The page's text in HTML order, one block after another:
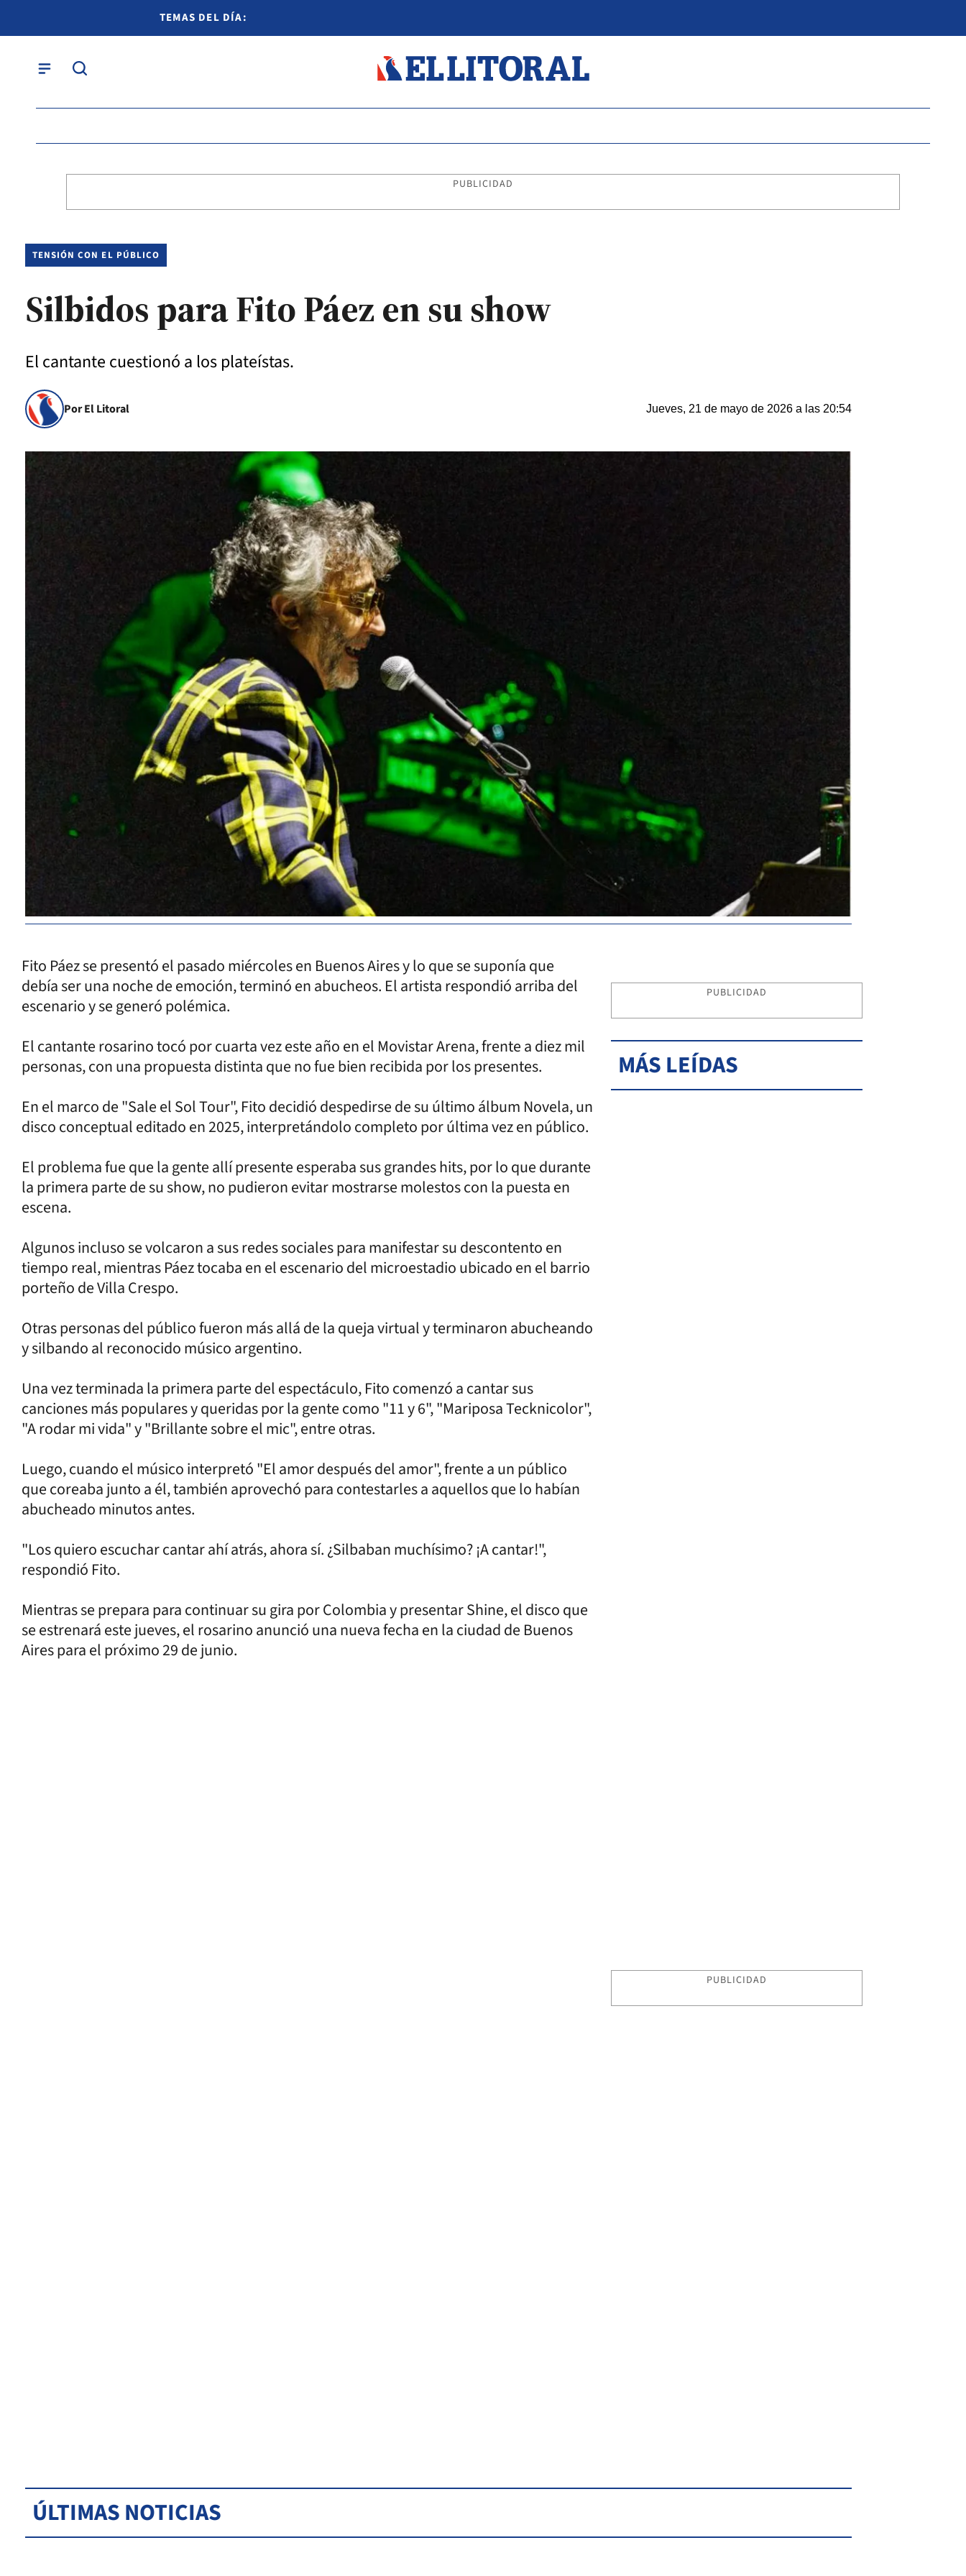
TEMAS DEL DÍA:
PUBLICIDAD
TENSIÓN CON EL PÚBLICO
Silbidos para Fito Páez en su show
El cantante cuestionó a los plateístas.
Por El Litoral Jueves, 21 de mayo de 2026 a las 20:54
Fito Páez se presentó el pasado miércoles en Buenos Aires y lo que se suponía que
debía ser una noche de emoción, terminó en abucheos. El artista respondió arriba del
escenario y se generó polémica.
El cantante rosarino tocó por cuarta vez este año en el Movistar Arena, frente a diez mil
personas, con una propuesta distinta que no fue bien recibida por los presentes.
En el marco de "Sale el Sol Tour", Fito decidió despedirse de su último álbum Novela, un
disco conceptual editado en 2025, interpretándolo completo por última vez en público.
El problema fue que la gente allí presente esperaba sus grandes hits, por lo que durante
la primera parte de su show, no pudieron evitar mostrarse molestos con la puesta en
escena.
Algunos incluso se volcaron a sus redes sociales para manifestar su descontento en
tiempo real, mientras Páez tocaba en el escenario del microestadio ubicado en el barrio
porteño de Villa Crespo.
Otras personas del público fueron más allá de la queja virtual y terminaron abucheando
y silbando al reconocido músico argentino.
Una vez terminada la primera parte del espectáculo, Fito comenzó a cantar sus
canciones más populares y queridas por la gente como "11 y 6", "Mariposa Tecknicolor",
"A rodar mi vida" y "Brillante sobre el mic", entre otras.
Luego, cuando el músico interpretó "El amor después del amor", frente a un público
que coreaba junto a él, también aprovechó para contestarles a aquellos que lo habían
abucheado minutos antes.
"Los quiero escuchar cantar ahí atrás, ahora sí. ¿Silbaban muchísimo? ¡A cantar!",
respondió Fito.
Mientras se prepara para continuar su gira por Colombia y presentar Shine, el disco que
se estrenará este jueves, el rosarino anunció una nueva fecha en la ciudad de Buenos
Aires para el próximo 29 de junio.
PUBLICIDAD
MÁS LEÍDAS
PUBLICIDAD
ÚLTIMAS NOTICIAS